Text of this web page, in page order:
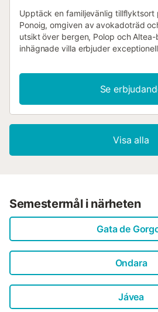
Upptäck en familjevänlig tillflyktsort
Ponoig, omgiven av avokadoträd
utsikt över bergen, Polop och Altea-
inhägnade villa erbjuder
Huset har 8 rum, de flesta med
vardagsrum och ett fullt utrustat
pingisbord, biljardbord och
underhållning. Den stora
säkerhetsstaket. Grillplatsen med
plats för mer än 20 personer. Polop
ligger 15 minuter bort....
Se
Visa alla
Semestermål i närheten
Gata de
Ondara
Jávea